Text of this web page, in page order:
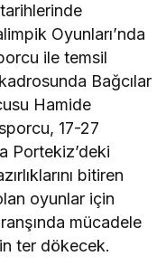
Oyunları’nda
ile temsil
Bağcılar
Hamide
17-27
Portekiz’deki
bitiren
oyunlar için
mücadele
ter dökecek.